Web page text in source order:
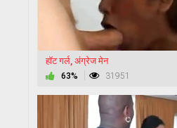
हॉट गर्ल, अंग्रेज मेन
63% 31951